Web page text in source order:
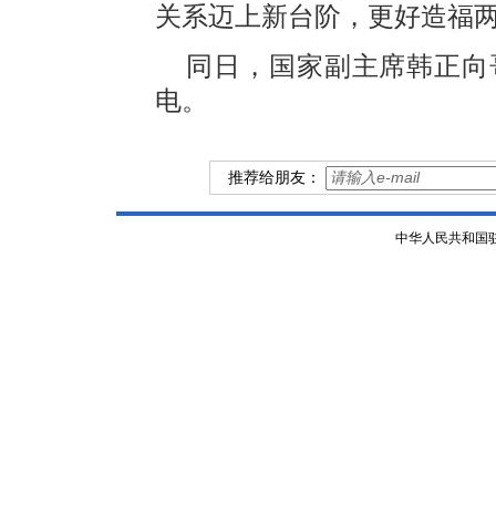
关系迈上新台阶，更好造福
同日，国家副主席韩正
电。
推荐给朋友：
中华人民共和国